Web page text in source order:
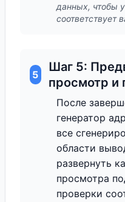
данных, чтобы
соответствует
5
Шаг 5:
просмотр и
После
генератор
все
области
развернуть
просмотра
проверки